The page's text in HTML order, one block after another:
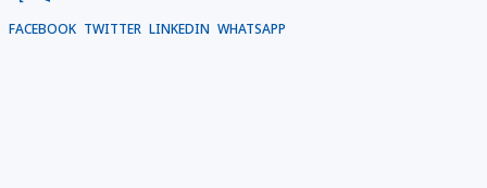
FACEBOOK TWITTER LINKEDIN WHATSAPP